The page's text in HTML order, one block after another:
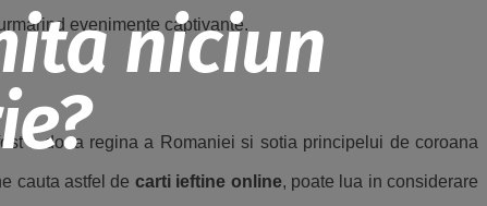
niciun
evenimente captivante.
a doua regina a Romaniei si sotia principelui de coroana
cauta astfel de carti ieftine online, poate lua in considerare